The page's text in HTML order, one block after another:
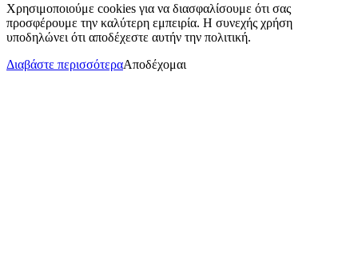
Χρησιμοποιούμε cookies για να διασφαλίσουμε ότι σας
προσφέρουμε την καλύτερη εμπειρία. Η συνεχής χρήση
υποδηλώνει ότι αποδέχεστε αυτήν την πολιτική.
Διαβάστε περισσότεραΑποδέχομαι